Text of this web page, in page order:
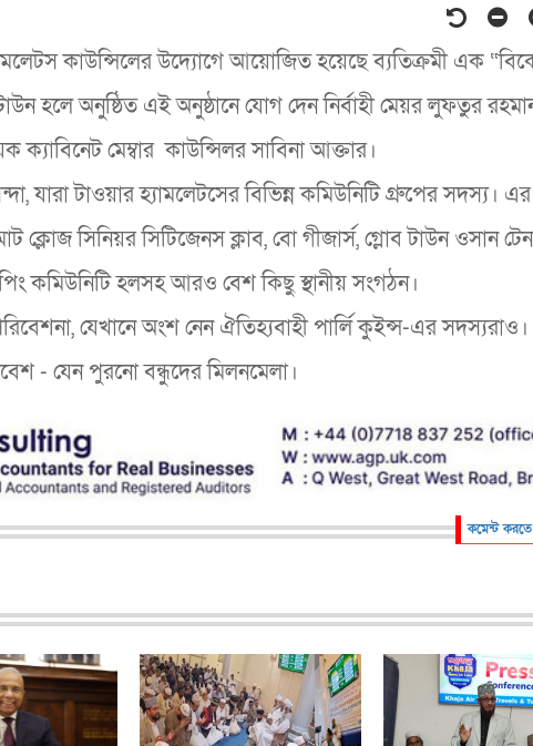
কাউন্সিলের উদ্যোগে আয়োজিত হয়েছে ব্যতিক্রমী এক
হলে অনুষ্ঠিত এই অনুষ্ঠানে যোগ দেন নির্বাহী মেয়র লুফতুর
মেম্বার কাউন্সিলর সাবিনা আক্তার।
যারা টাওয়ার হ্যামলেটসের বিভিন্ন কমিউনিটি গ্রুপের সদস্য।
সিনিয়র সিটিজেনস ক্লাব, বো গীজার্স, গ্লোব টাউন ওসান
কমিউনিটি হলসহ আরও বেশ কিছু স্থানীয় সংগঠন।
যেখানে অংশ নেন ঐতিহ্যবাহী পার্লি কুইন্স-এর সদস্যরাও।
- যেন পুরনো বন্ধুদের মিলনমেলা।
কমেন্ট